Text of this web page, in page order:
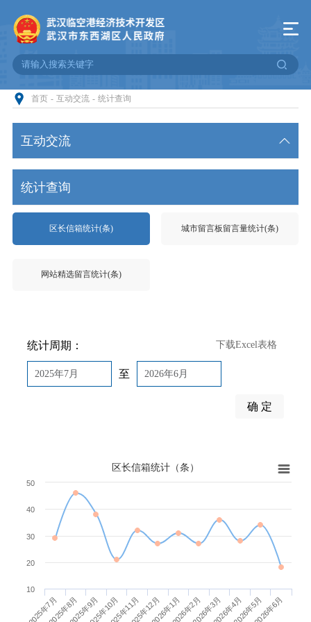
首页 - 互动交流 - 统计查询
互动交流
行政复议
在线访谈
在线调查
热点关切
统计查询
区长信箱统计(条) 城市留言板留言量统计(条)
网站精选留言统计(条)
下载Excel表格
统计周期：
2025年7月 至 2026年6月
确 定
区长信箱统计（条）
2025年7月2025年8月2025年9月2025年10月2025年11月2025年12月2026年1月2026年2月2026年3月2026年4月2026年5月2026年6月
10
20
30
40
50